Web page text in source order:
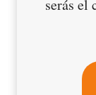
serás el